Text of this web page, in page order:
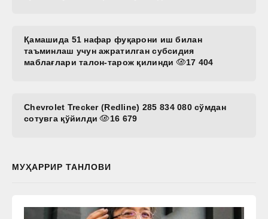
Қамашида 51 нафар фуқарони иш билан
таъминлаш учун ажратилган субсидия
маблағлари талон-тарож қилинди
17 404
Chevrolet Trecker (Redline) 285 834 080 сўмдан
сотувга қўйилди
16 679
МУҲАРРИР ТАНЛОВИ